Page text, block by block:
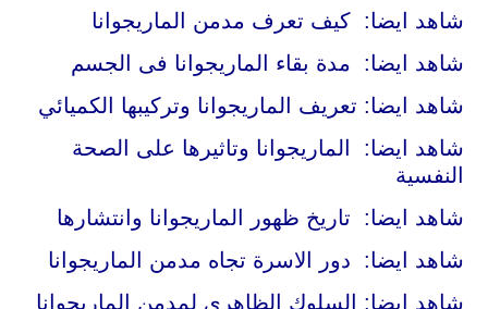
شاهد ايضا: كيف تعرف مدمن الماريجوانا
شاهد ايضا: مدة بقاء الماريجوانا فى الجسم
شاهد ايضا: تعريف الماريجوانا وتركيبها الكميائي
شاهد ايضا:
الماريجوانا وتاثيرها على الصحة
النفسية
شاهد ايضا:
تاريخ ظهور الماريجوانا وانتشارها
شاهد ايضا: دور الاسرة تجاه مدمن الماريجوانا
شاهد ايضا:
السلوك الظاهري لمدمن الماريجوانا